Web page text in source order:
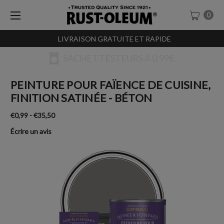
LIVRAISON GRATUITE ET RAPIDE
0
PEINTURE POUR FAÏENCE DE CUISINE,
FINITION SATINÉE - BÉTON
€0,99 - €35,50
Écrire un avis